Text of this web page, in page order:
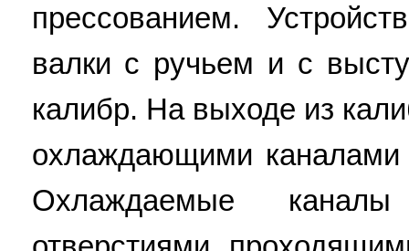
прессованием.
валки с ручьем и с
калибр. На выходе из
охлаждающими каналами
Охлаждаемые